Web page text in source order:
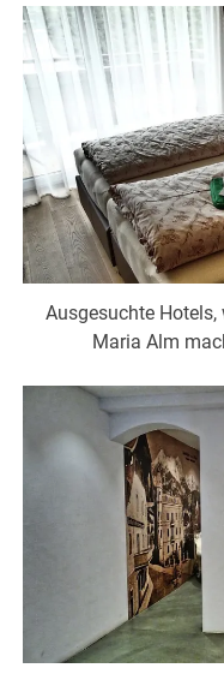
Ausgesuchte Hotels,
Maria Alm